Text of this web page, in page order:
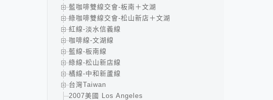
藍咖啡雙線交會-板南＋文湖
綠咖啡雙線交會-松山新店＋文湖
紅線-淡水信義線
咖啡線-文湖線
藍線-板南線
綠線-松山新店線
橘線-中和新蘆線
台灣Taiwan
2007美國 Los Angeles